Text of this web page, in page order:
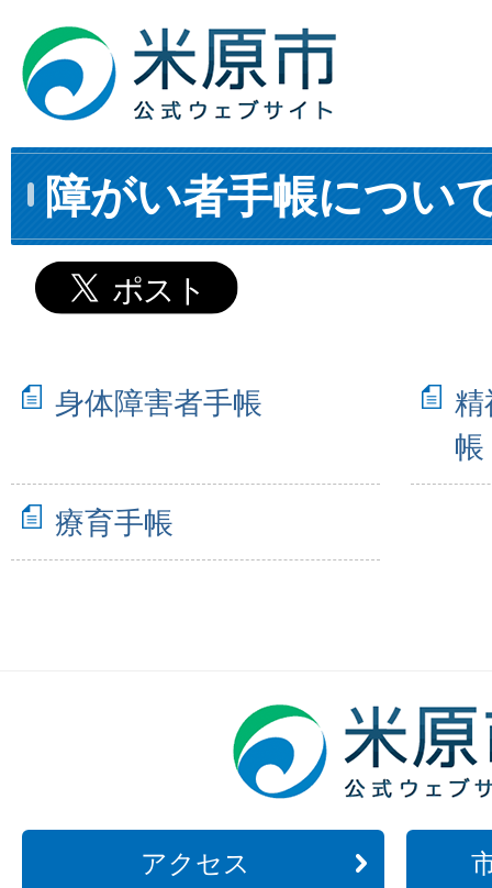
障がい者手帳につい
身体障害者手帳
精
帳
療育手帳
アクセス